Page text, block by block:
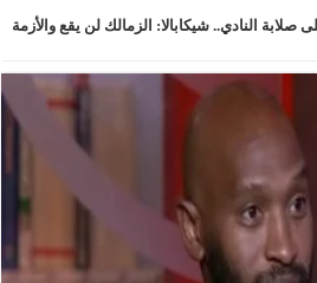
صلابة النادي.. شيكابالا: الزمالك لن يقع والأزمة